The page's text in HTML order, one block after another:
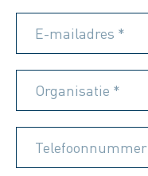
E-mailadres *
Organisatie *
Telefoonnummer